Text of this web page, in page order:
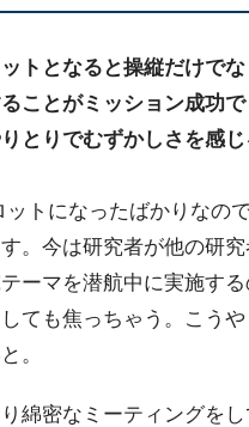
トとなると操縦だけでな
ことがミッション成功
とりでむずかしさを感
ットになったばかりなの
。今は研究者が他の研究
ーマを潜航中に実施す
ても焦っちゃう。こう
。
綿密なミーティングを